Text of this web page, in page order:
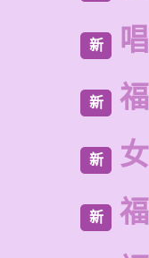
新
新
新
新